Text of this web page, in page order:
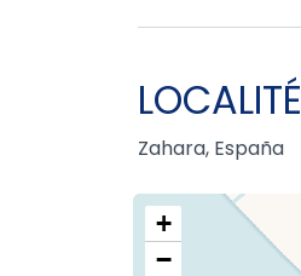
LOCALITÉ
Zahara, España
+
−